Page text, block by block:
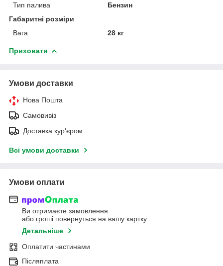
Тип палива
Бензин
Габаритні розміри
Вага
28 кг
Приховати
Умови доставки
Нова Пошта
Самовивіз
Доставка кур'єром
Всі умови доставки
Умови оплати
Ви отримаєте замовлення
або гроші повернуться на вашу картку
Детальніше
Оплатити частинами
Післяплата